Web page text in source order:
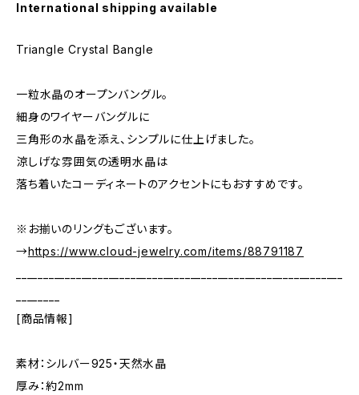
International shipping available
Triangle Crystal Bangle
一粒水晶のオープンバングル。
細身のワイヤーバングルに
三角形の水晶を添え、シンプルに仕上げました。
涼しげな雰囲気の透明水晶は
落ち着いたコーディネートのアクセントにもおすすめです。
※お揃いのリングもございます。
→https://www.cloud-jewelry.com/items/88791187
[商品情報]
素材：シルバー925・天然水晶
厚み：約2mm